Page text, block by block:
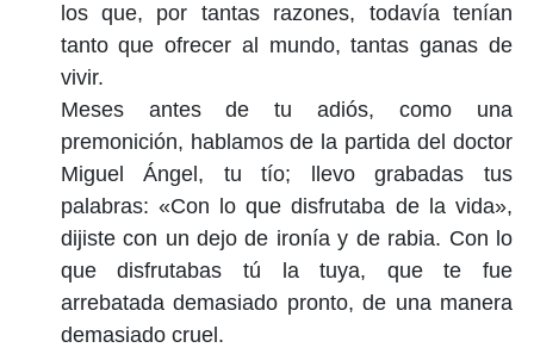
los que, por tantas razones, todavía tenían
tanto que ofrecer al mundo, tantas ganas de
vivir.
Meses antes de tu adiós, como una
premonición, hablamos de la partida del doctor
Miguel Ángel, tu tío; llevo grabadas tus
palabras: «Con lo que disfrutaba de la vida»,
dijiste con un dejo de ironía y de rabia. Con lo
que disfrutabas tú la tuya, que te fue
arrebatada demasiado pronto, de una manera
demasiado cruel.